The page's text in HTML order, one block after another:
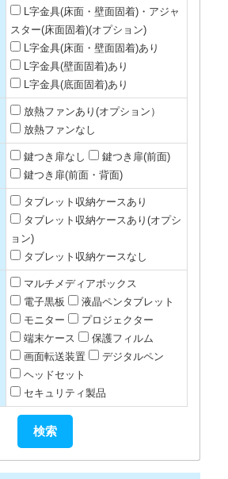
L字金具(床面・壁面固着)・アジャ
スター(床面固着)(オプション)
L字金具(床面・壁面固着)あり
L字金具(壁面固着)あり
L字金具(底面固着)あり
放熱ファンあり(オプション）
放熱ファンなし
鍵つき扉なし
鍵つき扉(前面)
鍵つき扉(前面・背面)
タブレット収納ケースあり
タブレット収納ケースあり(オプシ
ョン)
タブレット収納ケースなし
マルチメディアボックス
電子黒板
液晶ペンタブレット
モニター
プロジェクター
端末ケース
保護フィルム
画面転送装置
デジタルペン
ヘッドセット
セキュリティ製品